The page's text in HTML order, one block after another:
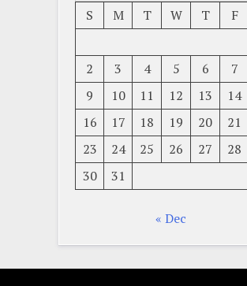
S
M T W T F
2
3 4 5 6 7
9
10 11 12 13 14
16
17 18 19 20 21
23
24 25 26 27 28
30
31
« Dec